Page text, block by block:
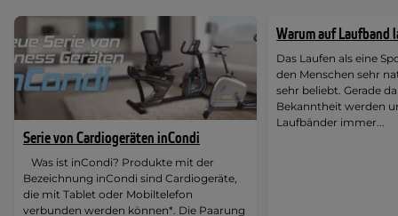
Serie von Cardiogeräten inCondi
Was ist inCondi? Produkte mit der
Bezeichnung inCondi sind Cardiogeräte,
die mit Tablet oder Mobiltelefon
verbunden werden können*. Die Paarung
Warum auf Laufband
Das Laufen als eine
den Menschen sehr
sehr beliebt. Gerade
Bekanntheit werden
Laufbänder immer...